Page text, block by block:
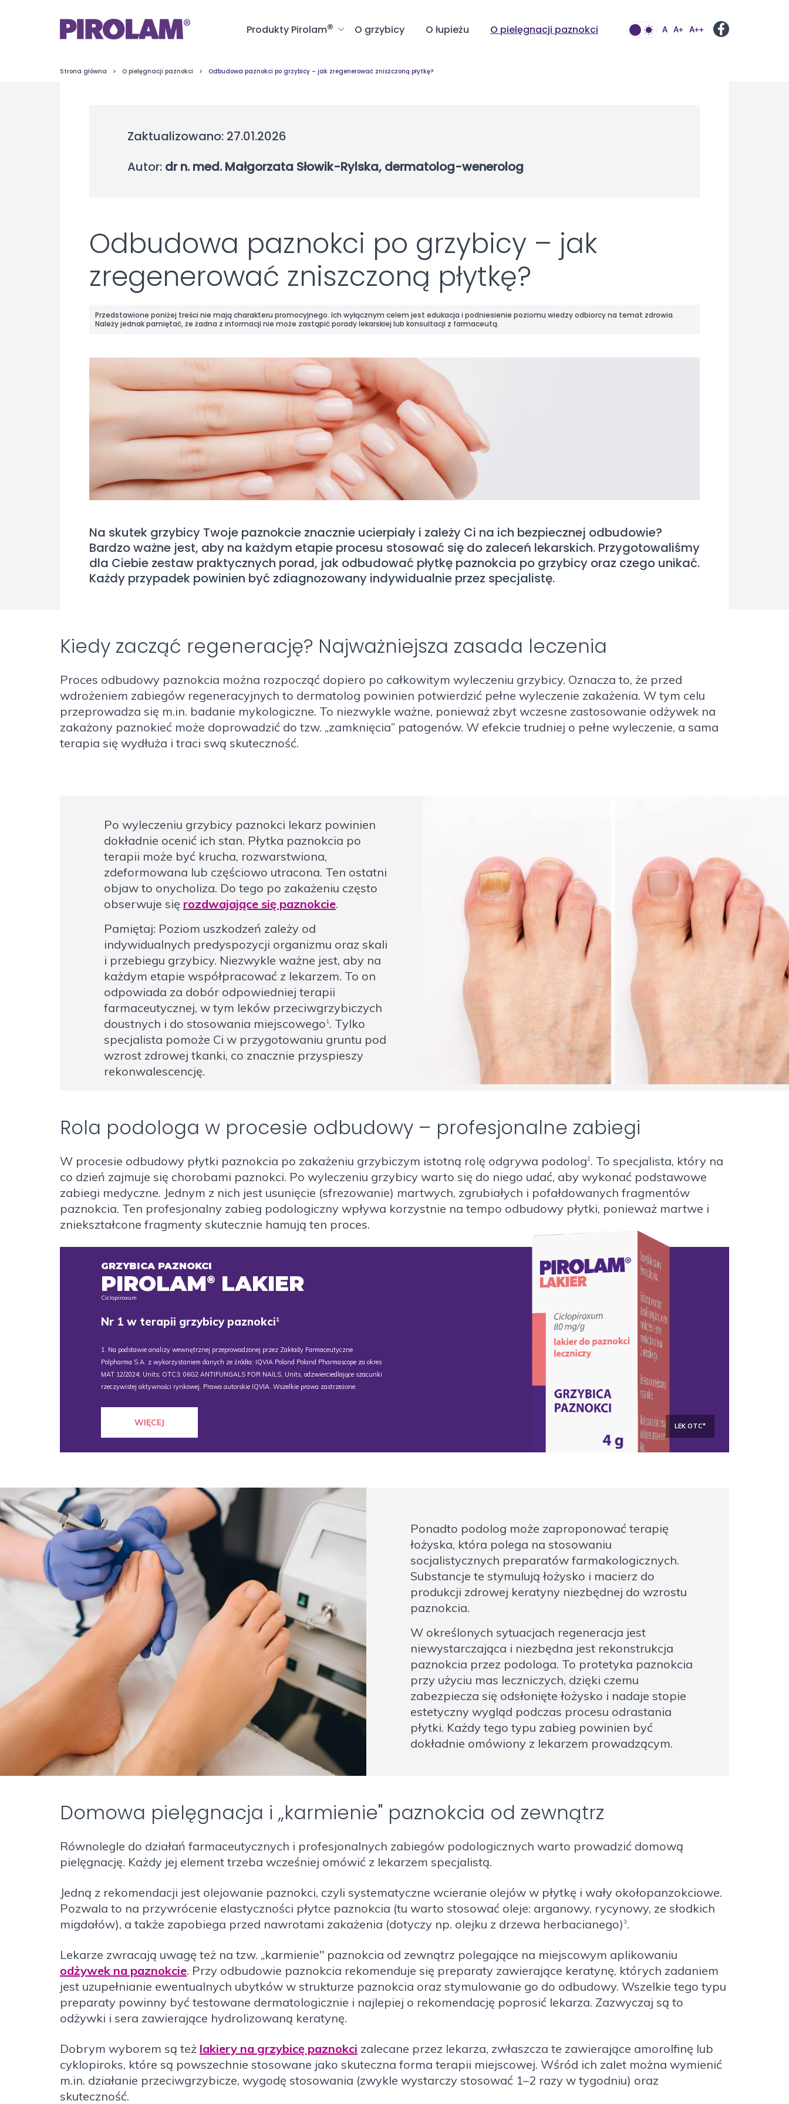
Produkty Pirolam® O grzybicy O łupieżu O pielęgnacji paznokci A A+ A++
Strona główna > O pielęgnacji paznokci > Odbudowa paznokci po grzybicy – jak zregenerować zniszczoną płytkę?
Zaktualizowano: 27.01.2026
Autor: dr n. med. Małgorzata Słowik-Rylska, dermatolog-wenerolog
Odbudowa paznokci po grzybicy – jak
zregenerować zniszczoną płytkę?
Przedstawione poniżej treści nie mają charakteru promocyjnego. Ich wyłącznym celem jest edukacja i podniesienie poziomu wiedzy odbiorcy na temat zdrowia.
Należy jednak pamiętać, że żadna z informacji nie może zastąpić porady lekarskiej lub konsultacji z farmaceutą.
Na skutek grzybicy Twoje paznokcie znacznie ucierpiały i zależy Ci na ich bezpiecznej odbudowie?
Bardzo ważne jest, aby na każdym etapie procesu stosować się do zaleceń lekarskich. Przygotowaliśmy
dla Ciebie zestaw praktycznych porad, jak odbudować płytkę paznokcia po grzybicy oraz czego unikać.
Każdy przypadek powinien być zdiagnozowany indywidualnie przez specjalistę.
Kiedy zacząć regenerację? Najważniejsza zasada leczenia
Proces odbudowy paznokcia można rozpocząć dopiero po całkowitym wyleczeniu grzybicy. Oznacza to, że przed
wdrożeniem zabiegów regeneracyjnych to dermatolog powinien potwierdzić pełne wyleczenie zakażenia. W tym celu
przeprowadza się m.in. badanie mykologiczne. To niezwykle ważne, ponieważ zbyt wczesne zastosowanie odżywek na
zakażony paznokieć może doprowadzić do tzw. „zamknięcia” patogenów. W efekcie trudniej o pełne wyleczenie, a sama
terapia się wydłuża i traci swą skuteczność.
Po wyleczeniu grzybicy paznokci lekarz powinien
dokładnie ocenić ich stan. Płytka paznokcia po
terapii może być krucha, rozwarstwiona,
zdeformowana lub częściowo utracona. Ten ostatni
objaw to onycholiza. Do tego po zakażeniu często
obserwuje się rozdwajające się paznokcie.
Pamiętaj: Poziom uszkodzeń zależy od
indywidualnych predyspozycji organizmu oraz skali
i przebiegu grzybicy. Niezwykle ważne jest, aby na
każdym etapie współpracować z lekarzem. To on
odpowiada za dobór odpowiedniej terapii
farmaceutycznej, w tym leków przeciwgrzybiczych
doustnych i do stosowania miejscowego1. Tylko
specjalista pomoże Ci w przygotowaniu gruntu pod
wzrost zdrowej tkanki, co znacznie przyspieszy
rekonwalescencję.
Rola podologa w procesie odbudowy – profesjonalne zabiegi
W procesie odbudowy płytki paznokcia po zakażeniu grzybiczym istotną rolę odgrywa podolog2. To specjalista, który na
co dzień zajmuje się chorobami paznokci. Po wyleczeniu grzybicy warto się do niego udać, aby wykonać podstawowe
zabiegi medyczne. Jednym z nich jest usunięcie (sfrezowanie) martwych, zgrubiałych i pofałdowanych fragmentów
paznokcia. Ten profesjonalny zabieg podologiczny wpływa korzystnie na tempo odbudowy płytki, ponieważ martwe i
zniekształcone fragmenty skutecznie hamują ten proces.
GRZYBICA PAZNOKCI
PIROLAM® LAKIER
Ciclopiroxum
Nr 1 w terapii grzybicy paznokci1
1. Na podstawie analizy wewnętrznej przeprowadzonej przez Zakłady Farmaceutyczne
Polpharma S.A. z wykorzystaniem danych ze źródła: IQVIA Poland Poland Pharmascope za okres
MAT 12/2024; Units; OTC3: 06G2 ANTIFUNGALS FOR NAILS, Units, odzwierciedlające szacunki
rzeczywistej aktywności rynkowej. Prawa autorskie IQVIA. Wszelkie prawa zastrzeżone.
WIĘCEJ LEK OTC*
Ponadto podolog może zaproponować terapię
łożyska, która polega na stosowaniu
socjalistycznych preparatów farmakologicznych.
Substancje te stymulują łożysko i macierz do
produkcji zdrowej keratyny niezbędnej do wzrostu
paznokcia.
W określonych sytuacjach regeneracja jest
niewystarczająca i niezbędna jest rekonstrukcja
paznokcia przez podologa. To protetyka paznokcia
przy użyciu mas leczniczych, dzięki czemu
zabezpiecza się odsłonięte łożysko i nadaje stopie
estetyczny wygląd podczas procesu odrastania
płytki. Każdy tego typu zabieg powinien być
dokładnie omówiony z lekarzem prowadzącym.
Domowa pielęgnacja i „karmienie" paznokcia od zewnątrz
Równolegle do działań farmaceutycznych i profesjonalnych zabiegów podologicznych warto prowadzić domową
pielęgnację. Każdy jej element trzeba wcześniej omówić z lekarzem specjalistą.
Jedną z rekomendacji jest olejowanie paznokci, czyli systematyczne wcieranie olejów w płytkę i wały okołopanzokciowe.
Pozwala to na przywrócenie elastyczności płytce paznokcia (tu warto stosować oleje: arganowy, rycynowy, ze słodkich
migdałów), a także zapobiega przed nawrotami zakażenia (dotyczy np. olejku z drzewa herbacianego)3.
Lekarze zwracają uwagę też na tzw. „karmienie" paznokcia od zewnątrz polegające na miejscowym aplikowaniu
odżywek na paznokcie. Przy odbudowie paznokcia rekomenduje się preparaty zawierające keratynę, których zadaniem
jest uzupełnianie ewentualnych ubytków w strukturze paznokcia oraz stymulowanie go do odbudowy. Wszelkie tego typu
preparaty powinny być testowane dermatologicznie i najlepiej o rekomendację poprosić lekarza. Zazwyczaj są to
odżywki i sera zawierające hydrolizowaną keratynę.
Dobrym wyborem są też lakiery na grzybicę paznokci zalecane przez lekarza, zwłaszcza te zawierające amorolfinę lub
cyklopiroks, które są powszechnie stosowane jako skuteczna forma terapii miejscowej. Wśród ich zalet można wymienić
m.in. działanie przeciwgrzybicze, wygodę stosowania (zwykle wystarczy stosować 1–2 razy w tygodniu) oraz
skuteczność.